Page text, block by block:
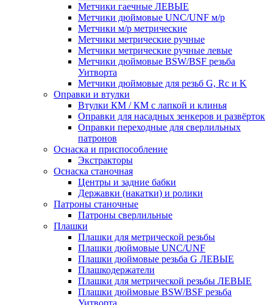
Метчики гаечные ЛЕВЫЕ
Метчики дюймовые UNC/UNF м/р
Метчики м/р метрические
Метчики метрические ручные
Метчики метрические ручные левые
Метчики дюймовые BSW/BSF резьба
Уитворта
Метчики дюймовые для резьб G, Rc и K
Оправки и втулки
Втулки КМ / КМ с лапкой и клинья
Оправки для насадных зенкеров и развёрток
Оправки переходные для сверлильных
патронов
Оснаска и приспособление
Экстракторы
Оснаска станочная
Центры и задние бабки
Державки (накатки) и ролики
Патроны станочные
Патроны сверлильные
Плашки
Плашки для метрической резьбы
Плашки дюймовые UNC/UNF
Плашки дюймовые резьба G ЛЕВЫЕ
Плашкодержатели
Плашки для метрической резьбы ЛЕВЫЕ
Плашки дюймовые BSW/BSF резьба
Уитворта